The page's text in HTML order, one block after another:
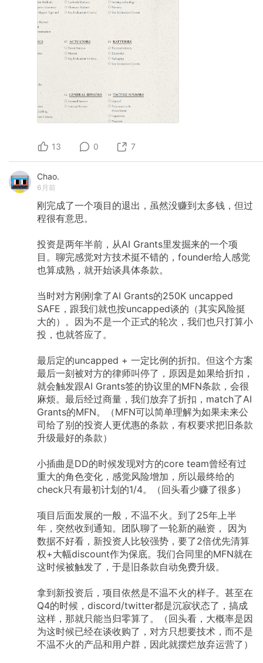
13 0 7
Chao.
6月前
刚完成了一个项目的退出，虽然没赚到太多钱，但过
程很有意思。
投资是两年半前，从AI Grants里发掘来的一个项
目。聊完感觉对方技术挺不错的，founder给人感觉
也算成熟，就开始谈具体条款。
当时对方刚刚拿了AI Grants的250K uncapped
SAFE，跟我们就也按uncapped谈的（其实风险挺
大的）。因为不是一个正式的轮次，我们也只打算小
投，也就答应了。
最后定的uncapped + 一定比例的折扣。但这个方案
最后一刻被对方的律师叫停了，原因是如果给折扣，
就会触发跟AI Grants签的协议里的MFN条款，会很
麻烦。最后经过商量，我们放弃了折扣，match了AI
Grants的MFN。（MFN可以简单理解为如果未来公
司给了别的投资人更优惠的条款，有权要求把旧条款
升级最好的条款）
小插曲是DD的时候发现对方的core team曾经有过
重大的角色变化，感觉风险增加，所以最终给的
check只有最初计划的1/4。（回头看少赚了很多）
项目后面发展的一般，不温不火。到了25年上半
年，突然收到通知。团队聊了一轮新的融资，
因为
数据不好看，新投资人比较强势，要了2倍优先清算
权+大幅discount作为保底。我们合同里的MFN就在
这时候被触发了，于是旧条款自动免费升级。
拿到新投资后，项目依然是不温不火的样子。甚至在
Q4的时候，discord/twitter都是沉寂状态了，搞成
这样，那就只能当归零算了。（回头看，大概率是因
为这时候已经在谈收购了，对方只想要技术，而不是
不温不火的产品和用户群，因此就摆烂放弃运营了）